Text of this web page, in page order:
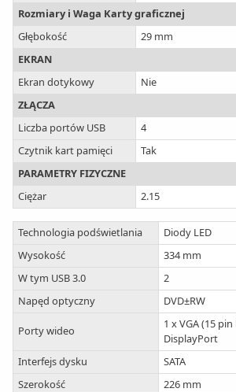
Rozmiary i Waga Karty graficznej
Głębokość
29 mm
EKRAN
Ekran dotykowy
Nie
ZŁĄCZA
Liczba portów USB
4
Czytnik kart pamięci
Tak
PARAMETRY FIZYCZNE
Ciężar
2.15
Technologia podświetlania
Diody LED
Wysokość
334 mm
W tym USB 3.0
2
Napęd optyczny
DVD±RW
Porty wideo
1 x VGA (15
DisplayPort
Interfejs dysku
SATA
Szerokość
226 mm